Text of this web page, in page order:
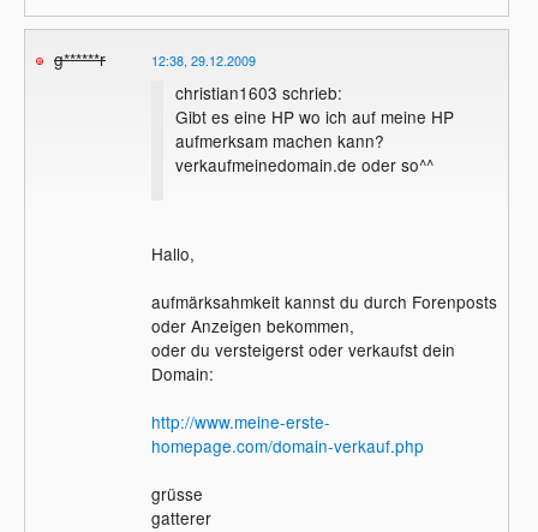
g******r 12:38, 29.12.2009
christian1603 schrieb:
Gibt es eine HP wo ich auf meine HP
aufmerksam machen kann?
verkaufmeinedomain.de oder so^^
Hallo,
aufmärksahmkeit kannst du durch Forenposts
oder Anzeigen bekommen,
oder du versteigerst oder verkaufst dein
Domain:
http://www.meine-erste-
homepage.com/domain-verkauf.php
grüsse
gatterer